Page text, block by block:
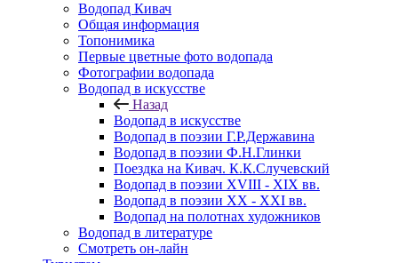
Водопад Кивач
Общая информация
Топонимика
Первые цветные фото водопада
Фотографии водопада
Водопад в искусстве
Назад
Водопад в искусстве
Водопад в поэзии Г.Р.Державина
Водопад в поэзии Ф.Н.Глинки
Поездка на Кивач. К.К.Случевский
Водопад в поэзии XVIII - XIX вв.
Водопад в поэзии XX - XXI вв.
Водопад на полотнах художников
Водопад в литературе
Смотреть он-лайн